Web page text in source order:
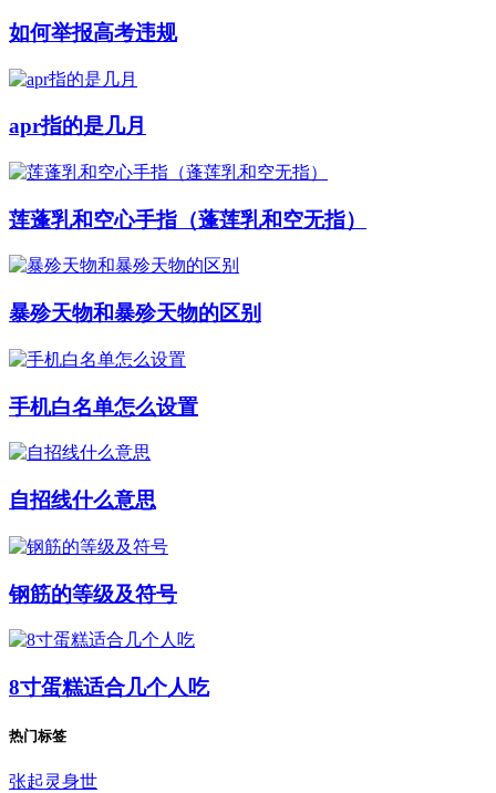
如何举报高考违规
apr指的是几月
莲蓬乳和空心手指（蓬莲乳和空无指）
暴殄天物和暴殄天物的区别
手机白名单怎么设置
自招线什么意思
钢筋的等级及符号
8寸蛋糕适合几个人吃
热门标签
张起灵身世